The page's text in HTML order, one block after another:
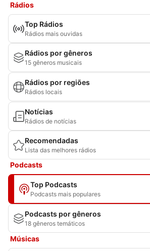
Rádios
Top Rádios
Rádios mais ouvidas
Rádios por gêneros
15 gêneros musicais
Rádios por regiões
Rádios locais
Notícias
Rádios de notícias
Recomendadas
Lista das melhores rádios
Podcasts
Top Podcasts
Podcasts mais populares
Podcasts por gêneros
18 gêneros temáticos
Músicas